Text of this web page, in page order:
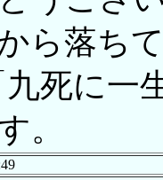
ら落ち
死に一
。